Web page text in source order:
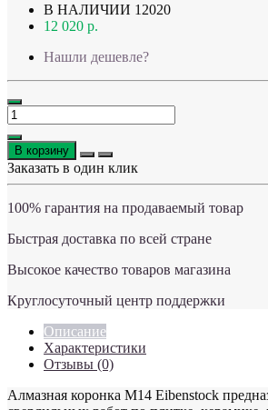
В НАЛИЧИИ 12020
12 020 р.
Нашли дешевле?
В корзину
Заказать в один клик
100% гарантия на продаваемый товар
Быстрая доставка по всей стране
Высокое качество товаров магазина
Круглосуточный центр поддержки
Описание
Характеристики
Отзывы (0)
Алмазная коронка М14 Eibenstock